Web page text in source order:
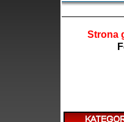
Strona